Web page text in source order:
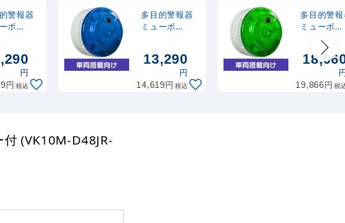
警報器
ボ
人感セ
円
円 税込
多目的警報器
ミューボ
電池式 人感セ
(VK10M-
13,290
円
14,619円 税込
多目的警
ミューボ
(myubo)
搭載タイ
DC電源 人
センサー付
(VK10M-
19,866円 税
(VK10M-D48JR-